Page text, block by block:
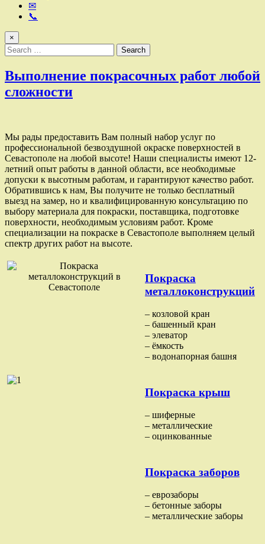
✉
📞
×
Search
for:
Выполнение покрасочных работ любой
сложности
Мы рады предоставить Вам полный набор услуг по
профессиональной безвоздушной окраске поверхностей в
Севастополе на любой высоте! Наши специалисты имеют 12-
летний опыт работы в данной области, все необходимые
допуски к высотным работам, и гарантируют качество работ.
Обратившись к нам, Вы получите не только бесплатный
выезд на замер, но и квалифицированную консультацию по
выбору материала для покраски, поставщика, подготовке
поверхности, необходимым условиям работ. Кроме
специализации на покраске в Севастополе выполняем целый
спектр других работ на высоте.
Покраска
металлоконструкций
– козловой кран
– башенный кран
– элеватор
– ёмкость
– водонапорная башня
Покраска крыш
– шиферные
– металлические
– оцинкованные
Покраска заборов
– еврозаборы
– бетонные заборы
– металлические заборы